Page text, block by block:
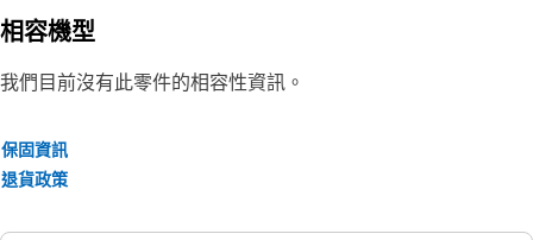
相容機型
我們目前沒有此零件的相容性資訊。
保固資訊
退貨政策